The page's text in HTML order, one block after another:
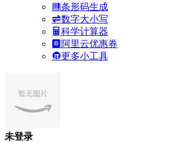
条形码生成
数字大小写
科学计算器
阿里云优惠券
更多小工具
未登录